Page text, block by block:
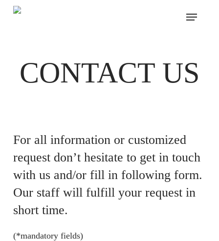
Skip
Menu
CONTACT US
For all information or customized
request don’t hesitate to get in touch
with us and/or fill in following form.
Our staff will fulfill your request in
short time.
(*mandatory fields)